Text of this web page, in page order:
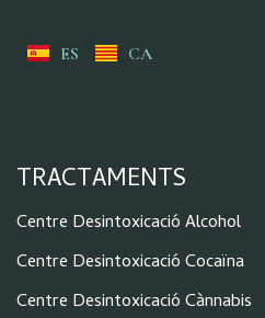
ES CA
TRACTAMENTS
Centre Desintoxicació Alcohol
Centre Desintoxicació Cocaïna
Centre Desintoxicació Cànnabis